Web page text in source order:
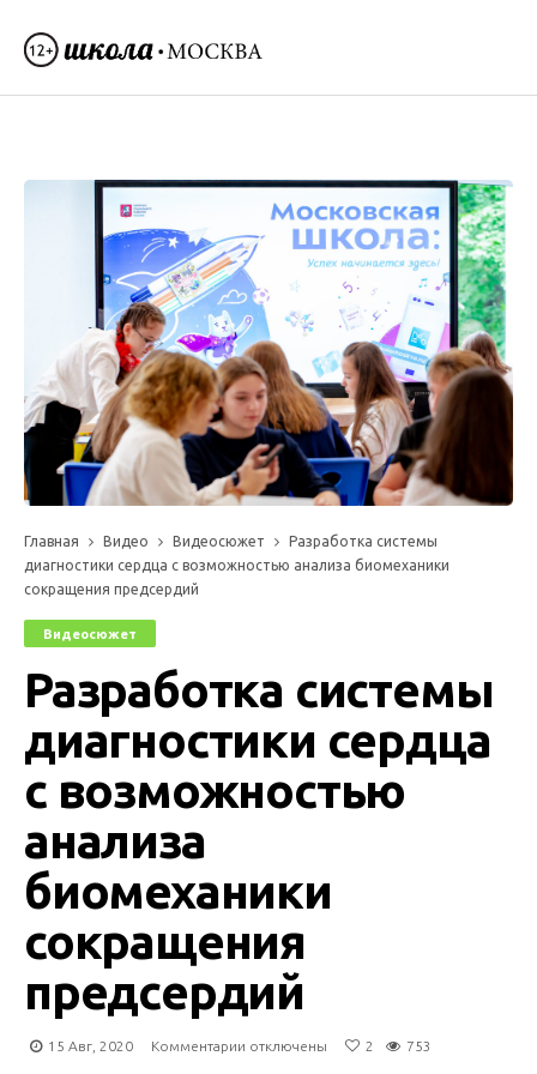
Главная Видео Видеосюжет
Разработка системы
диагностики сердца с возможностью анализа биомеханики
сокращения предсердий
Видеосюжет
Разработка системы
диагностики сердца
с возможностью
анализа
биомеханики
сокращения
предсердий
15 Авг, 2020 Комментарии к
отключены 2 753